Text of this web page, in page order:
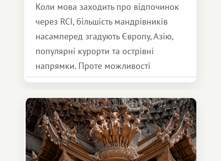
Коли мова заходить про відпочинок
через RCI, більшість мандрівників
насамперед згадують Європу, Азію,
популярні курорти та острівні
напрямки. Проте можливості
обмінної системи значно ширші.
Серед них є і Африка – континент,
який здатний подарувати зовсім
інший формат подорожі.